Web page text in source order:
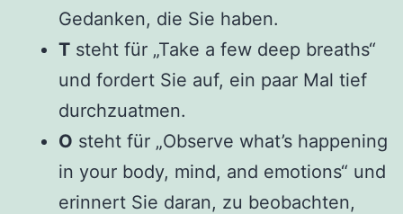
Gedanken, die Sie haben.
T steht für „Take a few deep breaths“
und fordert Sie auf, ein paar Mal tief
durchzuatmen.
O steht für „Observe what’s happening
in your body, mind, and emotions“ und
erinnert Sie daran, zu beobachten,